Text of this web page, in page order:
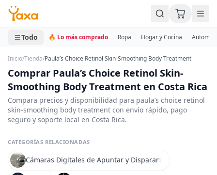
MINI CARRITO
0 productos
Todo 🔥 Lo más comprado Ropa Hogar y Cocina
Inicio/Tienda/Paula’s Choice Retinol Skin-Smoothing Body Treatment
Comprar Paula’s Choice Retinol Skin-
Smoothing Body Treatment en Costa Rica
Compara precios y disponibilidad para paula’s choice retinol
skin-smoothing body treatment con envío rápido, pago
seguro y soporte local en Costa Rica.
CATEGORÍAS RELACIONADAS
Cámaras Digitales de Apuntar y Disparar9